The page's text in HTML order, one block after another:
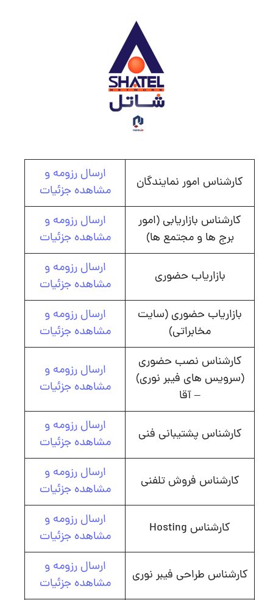
کارشناس امور نمایندگان
ارسال رزومه و
مشاهده جزئیات
کارشناس بازاریابی (امور
برج ها و مجتمع ها)
ارسال رزومه و
مشاهده جزئیات
بازاریاب حضوری
ارسال رزومه و
مشاهده جزئیات
بازاریاب حضوری (سایت
مخابراتی)
ارسال رزومه و
مشاهده جزئیات
کارشناس نصب حضوری
(سرویس‌ های فیبر نوری)
– آقا
ارسال رزومه و
مشاهده جزئیات
کارشناس پشتیبانی فنی
ارسال رزومه و
مشاهده جزئیات
کارشناس فروش تلفنی
ارسال رزومه و
مشاهده جزئیات
کارشناس Hosting
ارسال رزومه و
مشاهده جزئیات
کارشناس طراحی فیبر نوری
ارسال رزومه و
مشاهده جزئیات